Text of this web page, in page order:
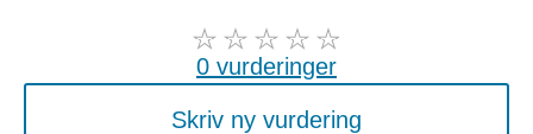
0 vurderinger
Skriv ny vurdering